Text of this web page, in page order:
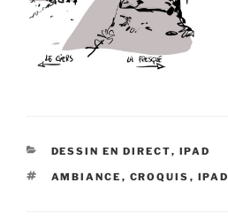
CATÉGORIES
DESSIN EN DIRECT, IPAD
ÉTIQUETTES
AMBIANCE , CROQUIS , IPAD